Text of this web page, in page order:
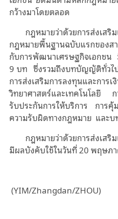
กว้างมาโดยตลอด
กฎหมายว่าด้วยการส่งเสริ
กฎหมายพื้นฐานฉบับแรกของส
กับการพัฒนาเศรษฐกิจเอกชน
9 บท ซึ่งรวมถึงบทบัญญัติทั่วไ
การส่งเสริมการลงทุนแล
วิทยาศาสตร์และเทคโนโลยี ก
รับประกันการให้บริการ การคุ้
ความรับผิดทางกฎหมาย และ
กฎหมายว่าด้วยการส่งเสริ
มีผลบังคับใช้ในวันที่ 20 พฤษภ
(YIM/Zhangdan/ZHOU)